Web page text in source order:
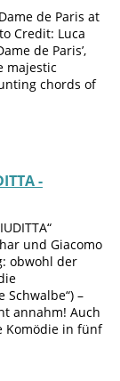
de Paris at
Credit: Luca
de Paris’,
majestic
chords of
-
und Giacomo
obwohl der
Schwalbe“) –
annahm! Auch
Komödie in fünf